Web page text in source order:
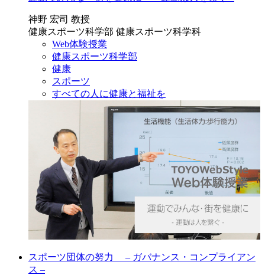
神野 宏司 教授
健康スポーツ科学部 健康スポーツ科学科
Web体験授業
健康スポーツ科学部
健康
スポーツ
すべての人に健康と福祉を
スポーツ団体の努力 – ガバナンス・コンプライアン
ス –